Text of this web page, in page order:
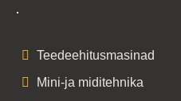
.
Teedeehitusmasinad
Mini-ja miditehnika